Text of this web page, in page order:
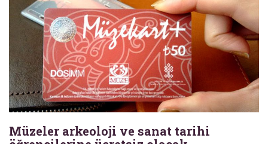
Müzeler arkeoloji ve sanat tarihi